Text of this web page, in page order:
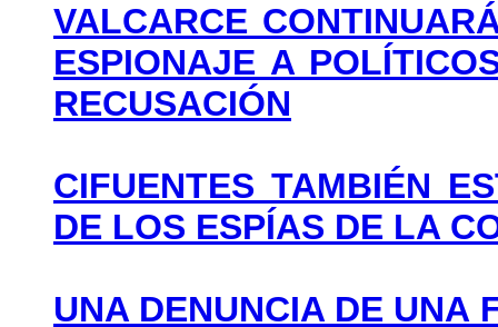
VALCARCE
ESPIONAJE A
RECUSACIÓN
CIFUENTES TAMBIÉN
DE LOS ESPÍAS DE LA
UNA DENUNCIA DE UNA